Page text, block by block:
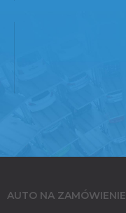
AUTO NA ZAMÓWIENIE